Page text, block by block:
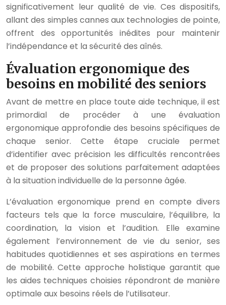
significativement leur qualité de vie. Ces dispositifs,
allant des simples cannes aux technologies de pointe,
offrent des opportunités inédites pour maintenir
l’indépendance et la sécurité des aînés.
Évaluation ergonomique des
besoins en mobilité des seniors
Avant de mettre en place toute aide technique, il est
primordial de procéder à une évaluation
ergonomique approfondie des besoins spécifiques de
chaque senior. Cette étape cruciale permet
d’identifier avec précision les difficultés rencontrées
et de proposer des solutions parfaitement adaptées
à la situation individuelle de la personne âgée.
L’évaluation ergonomique prend en compte divers
facteurs tels que la force musculaire, l’équilibre, la
coordination, la vision et l’audition. Elle examine
également l’environnement de vie du senior, ses
habitudes quotidiennes et ses aspirations en termes
de mobilité. Cette approche holistique garantit que
les aides techniques choisies répondront de manière
optimale aux besoins réels de l’utilisateur.